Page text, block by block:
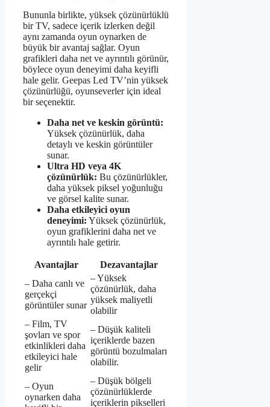
Bununla birlikte, yüksek çözünürlüklü
bir TV, sadece içerik izlerken değil
aynı zamanda oyun oynarken de
büyük bir avantaj sağlar. Oyun
grafikleri daha net ve ayrıntılı görünür,
böylece oyun deneyimi daha keyifli
hale gelir. Geepas Led TV’nin yüksek
çözünürlüğü, oyunseverler için ideal
bir seçenektir.
Daha net ve keskin görüntü:
Yüksek çözünürlük, daha
detaylı ve keskin görüntüler
sunar.
Ultra HD veya 4K
çözünürlük: Bu çözünürlükler,
daha yüksek piksel yoğunluğu
ve görsel kalite sunar.
Daha etkileyici oyun
deneyimi: Yüksek çözünürlük,
oyun grafiklerini daha net ve
ayrıntılı hale getirir.
Avantajlar
Dezavantajlar
– Daha canlı ve
gerçekçi
görüntüler sunar
– Yüksek
çözünürlük, daha
yüksek maliyetli
olabilir
– Film, TV
şovları ve spor
etkinlikleri daha
etkileyici hale
gelir
– Düşük kaliteli
içeriklerde bazen
görüntü bozulmaları
olabilir.
– Oyun
oynarken daha
– Düşük bölgeli
çözünürlüklerde
içeriklerin pikselleri